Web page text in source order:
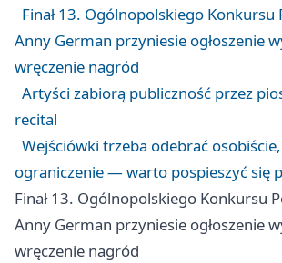
Finał 13. Ogólnopolskiego
Anny German przyniesie ogłoszenie
wręczenie nagród
Artyści zabiorą publiczność przez
recital
Wejściówki trzeba odebrać
ograniczenie — warto pospieszyć się
Finał 13. Ogólnopolskiego Konkursu
Anny German przyniesie ogłoszenie
wręczenie nagród